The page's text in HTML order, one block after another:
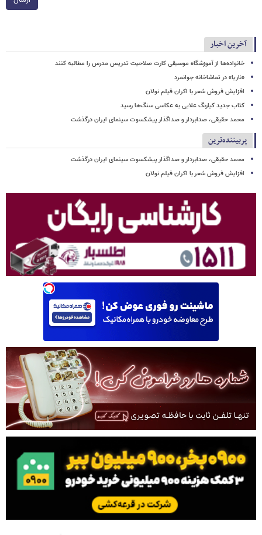
آخرین اخبار
خانواده‌ها از آموزشگاه موسیقی کارت صلاحیت تدریس مدرس را مطالبه کنند
«ناریا» در تماشاخانه جوانمرد
افزایش فروش شعر با اکران فیلم نولان
کتاب جدید کیارنگ علایی به عکاسی سنگ‌ها رسید
محمد حقیقی، صدابردار و صداگذار پیشکسوت سینمای ایران درگذشت
پربیننده‌ترین
محمد حقیقی، صدابردار و صداگذار پیشکسوت سینمای ایران درگذشت
افزایش فروش شعر با اکران فیلم نولان